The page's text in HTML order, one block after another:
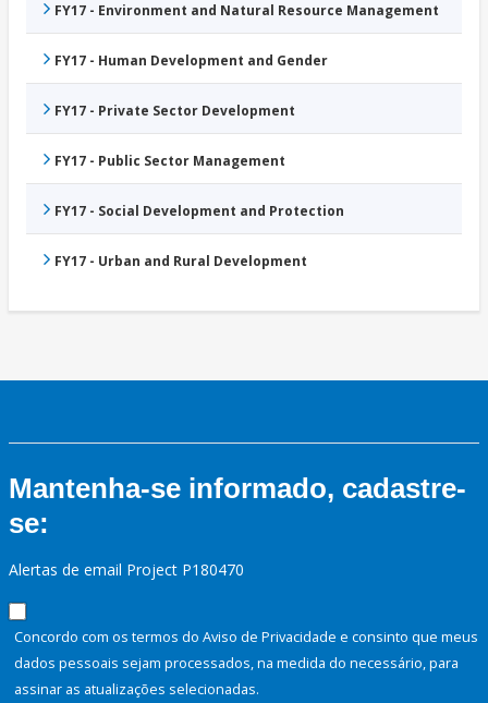
FY17 - Environment and Natural Resource Management
FY17 - Human Development and Gender
FY17 - Private Sector Development
FY17 - Public Sector Management
FY17 - Social Development and Protection
FY17 - Urban and Rural Development
Mantenha-se informado, cadastre-
se:
Alertas de email Project P180470
Concordo com os termos do Aviso de Privacidade e consinto que meus
dados pessoais sejam processados, na medida do necessário, para
assinar as atualizações selecionadas.